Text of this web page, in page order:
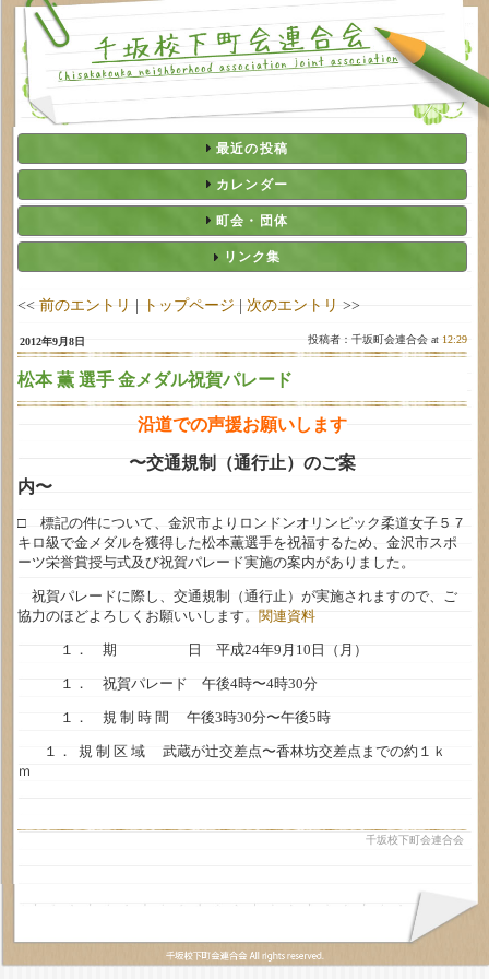
最近の投稿
カレンダー
町会・団体
リンク集
<< 前のエントリ | トップページ | 次のエントリ >>
2012年9月8日 投稿者：千坂町会連合会 at 12:29
松本 薫 選手 金メダル祝賀パレード
沿道での声援お願いします
〜交通規制（通行止）のご案
内〜
□ 標記の件について、金沢市よりロンドンオリンピック柔道女子５７
キロ級で金メダルを獲得した松本薫選手を祝福するため、金沢市スポ
ーツ栄誉賞授与式及び祝賀パレード実施の案内がありました。
祝賀パレードに際し、交通規制（通行止）が実施されますので、ご
協力のほどよろしくお願いいします。 関連資料
１． 期 日 平成24年9月10日（月）
１． 祝賀パレード 午後4時〜4時30分
１． 規 制 時 間 午後3時30分〜午後5時
１． 規 制 区 域 武蔵が辻交差点〜香林坊交差点までの約１ｋ
ｍ
千坂校下町会連合会